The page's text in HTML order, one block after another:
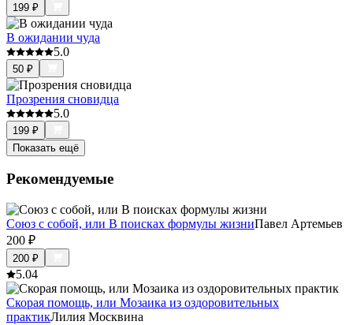
199 ₽
В ожидании чуда
5.0
50 ₽
Прозрения сновидца
5.0
199 ₽
Показать ещё
Рекомендуемые
Союз с собой, или В поисках формулы жизниПавел Артемьев
200 ₽
200 ₽
5.04
Скорая помощь, или Мозаика из оздоровительных
практикЛилия Москвина